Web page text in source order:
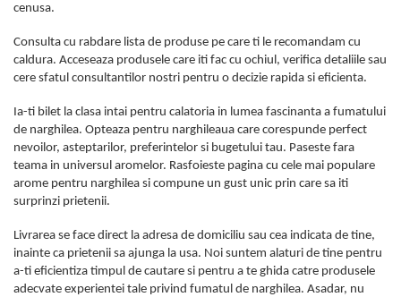
cenusa.
Consulta cu rabdare lista de produse pe care ti le recomandam cu
caldura. Acceseaza produsele care iti fac cu ochiul, verifica detaliile sau
cere sfatul consultantilor nostri pentru o decizie rapida si eficienta.
Ia-ti bilet la clasa intai pentru calatoria in lumea fascinanta a fumatului
de narghilea. Opteaza pentru narghileaua care corespunde perfect
nevoilor, asteptarilor, preferintelor si bugetului tau. Paseste fara
teama in universul aromelor. Rasfoieste pagina cu cele mai populare
arome pentru narghilea si compune un gust unic prin care sa iti
surprinzi prietenii.
Livrarea se face direct la adresa de domiciliu sau cea indicata de tine,
inainte ca prietenii sa ajunga la usa. Noi suntem alaturi de tine pentru
a-ti eficientiza timpul de cautare si pentru a te ghida catre produsele
adecvate experientei tale privind fumatul de narghilea. Asadar, nu